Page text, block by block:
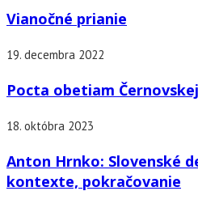
Vianočné prianie
19. decembra 2022
Pocta obetiam
18. októbra 2023
Anton Hrnko: Slovenské
kontexte, pokračovanie